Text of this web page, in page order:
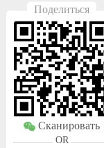
Поделиться
Сканировать
OR